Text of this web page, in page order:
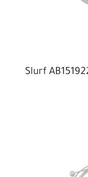
Slurf